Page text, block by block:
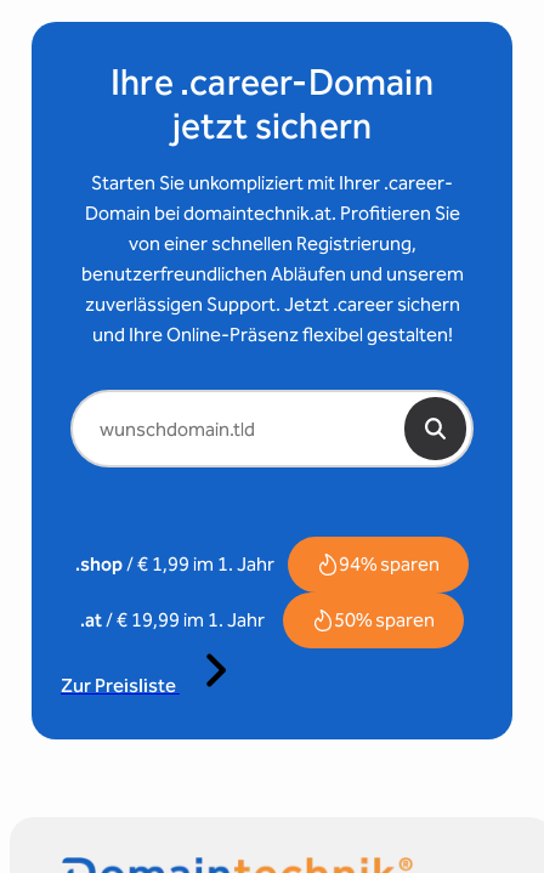
Ihre .career-Domain
jetzt sichern
Starten Sie unkompliziert mit Ihrer .career-
Domain bei domaintechnik.at. Profitieren Sie
von einer schnellen Registrierung,
benutzerfreundlichen Abläufen und unserem
zuverlässigen Support. Jetzt .career sichern
und Ihre Online-Präsenz flexibel gestalten!
.shop/ € 1,99 im 1. Jahr 94% sparen
.at/ € 19,99 im 1. Jahr 50% sparen
Zur Preisliste